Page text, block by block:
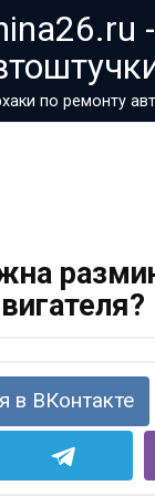
-
по ремонту
в ВКонтакте